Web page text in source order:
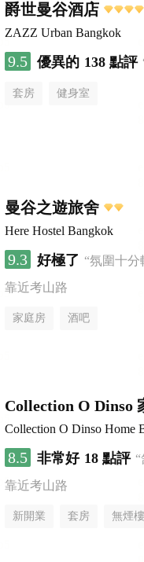
爵世曼谷酒店
ZAZZ Urban Bangkok
9.5 優異的 138 點評
套房 健身室
曼谷之遊旅舍
Here Hostel Bangkok
9.3 好極了 “氛圍十
靠近考山路
家庭房 酒吧
Collection O Dinso
Collection O Dinso Home
8.5 非常好 18 點評
靠近考山路
新開業 套房 無煙